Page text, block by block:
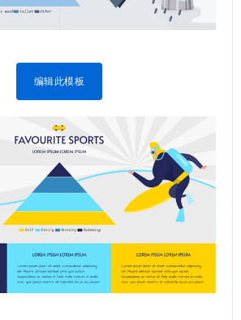
编辑此模板